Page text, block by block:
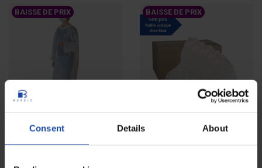
Consent Details About
BAISSE DE PRIX
Kits visiteurs - lot de 10
BAISSE DE PRIX
Surbottes jetables